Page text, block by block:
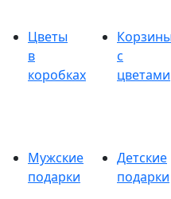
Цветы
в
коробках
с
цветами
Мужские
подарки
Детские
подарки